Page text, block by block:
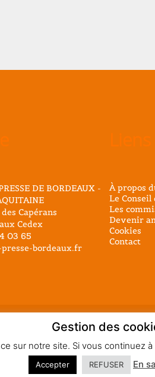
DE BORDEAUX -
Capérans
Cedex
03 65
presse-bordeaux.fr
À propos
Le
Les
Devenir
Cookies
Contact
- Mentions légales
Gestion des
sur notre site. Si vous
Accepter REFUSER En